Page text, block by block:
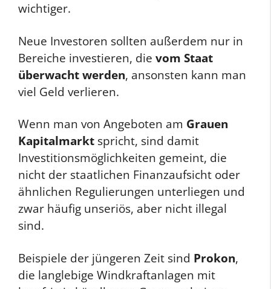
wichtiger.
Neue Investoren sollten außerdem nur in
Bereiche investieren, die vom Staat
überwacht werden, ansonsten kann man
viel Geld verlieren.
Wenn man von Angeboten am Grauen
Kapitalmarkt spricht, sind damit
Investitionsmöglichkeiten gemeint, die
nicht der staatlichen Finanzaufsicht oder
ähnlichen Regulierungen unterliegen und
zwar häufig unseriös, aber nicht illegal
sind.
Beispiele der jüngeren Zeit sind Prokon,
die langlebige Windkraftanlagen mit